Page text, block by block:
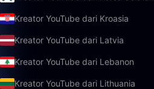
Kreator YouTube dari Kroasia
Kreator YouTube dari Latvia
Kreator YouTube dari Lebanon
Kreator YouTube dari Lithuania